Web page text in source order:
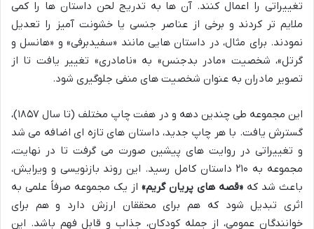
تغییراتی را اعمال کنند. آن ها به تدریج لحن داستان ها را کمی
ملایم تر کردند و برخی از عناصر جنسی یا خشونت آمیز را تعدیل
نمودند. برای مثال، در داستان هایی مانند «سفیدبرفی» و «هانسل و
گرتل»، شخصیت «مادر بدجنس» به «نامادری» تغییر یافت تا از
تصویر مادران به عنوان شخصیت های منفی جلوگیری شود.
این مجموعه طی چندین دهه و در هفت چاپ مختلف (تا سال ۱۸۵۷)،
گسترش یافت. با هر چاپ جدید، داستان های تازه ای اضافه می شد
و تغییراتی در روایت های پیشین صورت می گرفت تا در نهایت،
مجموعه به ۲۱۰ داستان کامل رسید. این روند بازنویسی و ویرایش،
باعث شد که «قصه های پریان گریم» از یک مجموعه صرفاً علمی به
اثری تبدیل شود که هم برای محققان ارزش دارد و هم برای
خوانندگان عمومی، از جمله کودکان، جذاب و قابل فهم باشد. این